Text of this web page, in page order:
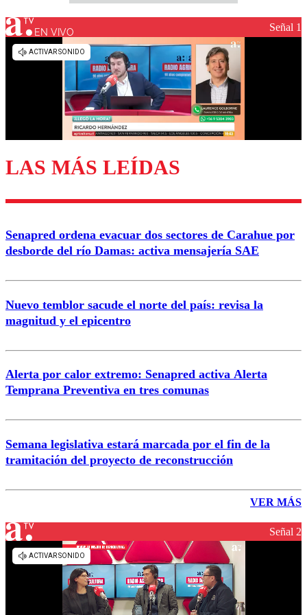
EN VIVO Señal 1
LAS MÁS LEÍDAS
Senapred ordena evacuar dos sectores de Carahue por
desborde del río Damas: activa mensajería SAE
Nuevo temblor sacude el norte del país: revisa la
magnitud y el epicentro
Alerta por calor extremo: Senapred activa Alerta
Temprana Preventiva en tres comunas
Semana legislativa estará marcada por el fin de la
tramitación del proyecto de reconstrucción
VER MÁS
Señal 2